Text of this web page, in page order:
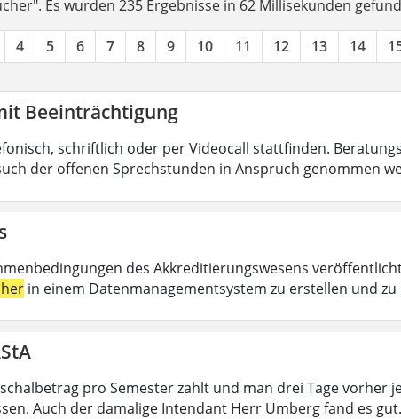
Es wurden 235 Ergebnisse in 62 Millisekunden
4 5 6 7 8 9 10 11 12 13 14
Beeinträchtigung
schriftlich oder per Videocall stattfinden.
der offenen Sprechstunden in Anspruch genommen
des Akkreditierungswesens
in einem Datenmanagementsystem zu erstellen und
pro Semester zahlt und man drei Tage vorher
Auch der damalige Intendant Herr Umberg fand es